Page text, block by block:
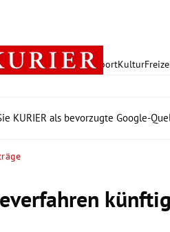
PolitikWirtschaft SportKultur
KURIER als bevorzugte Google-